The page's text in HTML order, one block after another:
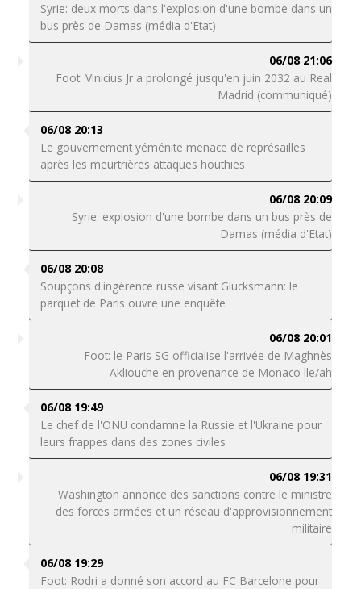
Syrie: deux morts dans l'explosion d'une bombe dans un
bus près de Damas (média d'Etat)
06/08 21:06
Foot: Vinicius Jr a prolongé jusqu'en juin 2032 au Real
Madrid (communiqué)
06/08 20:13
Le gouvernement yéménite menace de représailles
après les meurtrières attaques houthies
06/08 20:09
Syrie: explosion d'une bombe dans un bus près de
Damas (média d'Etat)
06/08 20:08
Soupçons d'ingérence russe visant Glucksmann: le
parquet de Paris ouvre une enquête
06/08 20:01
Foot: le Paris SG officialise l'arrivée de Maghnès
Akliouche en provenance de Monaco lle/ah
06/08 19:49
Le chef de l'ONU condamne la Russie et l'Ukraine pour
leurs frappes dans des zones civiles
06/08 19:31
Washington annonce des sanctions contre le ministre
des forces armées et un réseau d'approvisionnement
militaire
06/08 19:29
Foot: Rodri a donné son accord au FC Barcelone pour